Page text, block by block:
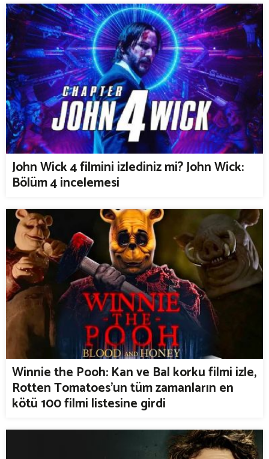
John Wick 4 filmini izlediniz mi? John Wick:
Bölüm 4 incelemesi
Winnie the Pooh: Kan ve Bal korku filmi izle,
Rotten Tomatoes'un tüm zamanların en
kötü 100 filmi listesine girdi